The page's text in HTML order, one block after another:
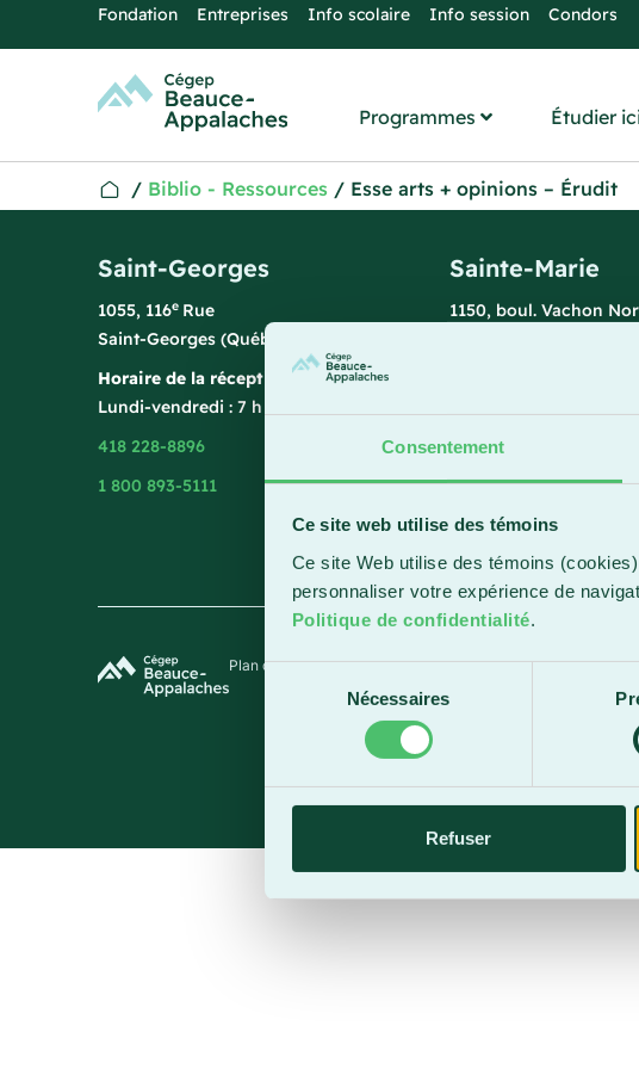
Consentement
Ce site web utilise des témoins
Ce site Web utilise des témoins
personnaliser votre expérience de
Politique de confidentialité.
Sélection
consentement
Nécessaires
Refuser
Fondation Entreprises Info scolaire Info session Condors
Programmes Étudier
/ Biblio - Ressources / Esse arts + opinions – Érudit
Saint-Georges
1055, 116e Rue
Saint-Georges (Québec) G5Y 3G1
Horaire de la réception
Lundi-vendredi : 7 h 45 à 15 h 45
418 228-8896
1 800 893-5111
Sainte-Marie
1150, boul. Vachon
418 387-8896
Plan du siteTermes et conditionsPolitique de confidentialité